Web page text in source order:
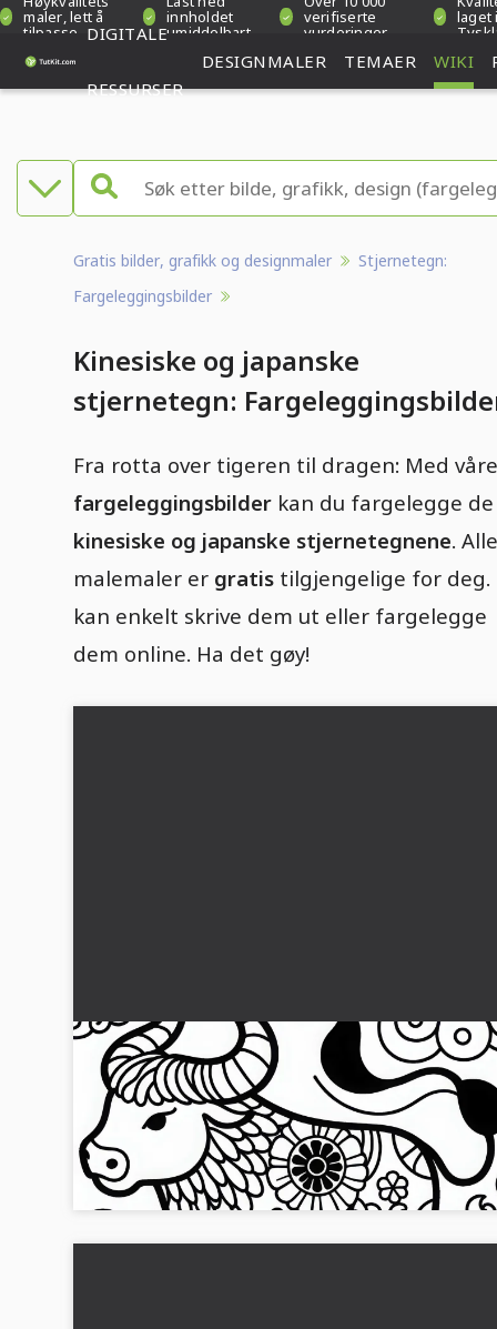
maler, lett å
tilpasse
innholdet
umiddelbart
verifiserte
vurderinger
laget
DIGITALE
RESSURSER
DESIGNMALER TEMAER WIKI
Gratis bilder, grafikk og designmaler
Stjernetegn:
Fargeleggingsbilder
Kinesiske og japanske
stjernetegn:
Fra rotta over tigeren til dragen: Med våre
fargeleggingsbilder kan du fargelegge de
kinesiske og japanske stjernetegnene. Alle
malemaler er gratis tilgjengelige for deg.
kan enkelt skrive dem ut eller fargelegge
dem online. Ha det gøy!
Bison fargeleggingsbilde dyrekrets tegn
kinesisk japansk gratis
Det vakre bøfalo fargeleggingsbildet er nå gratis
tilgjengelig! Last det ned og oppdag den kreative måten å
fargelegge det på....